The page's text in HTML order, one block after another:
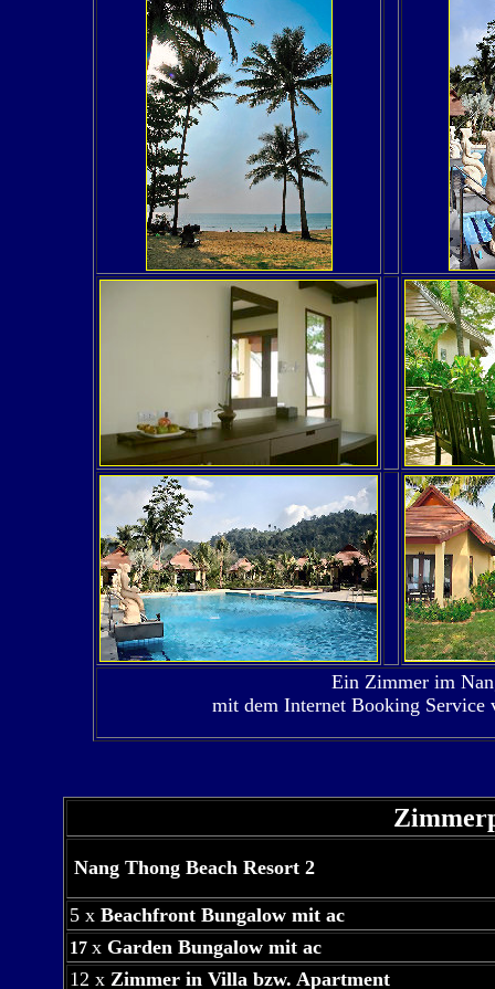
Ein Zimmer im
mit dem Internet Booking
Nang Thong Beach Resort 2
5 x Beachfront Bungalow mit ac
17 x Garden Bungalow mit ac
12 x Zimmer in Villa bzw. Apartment